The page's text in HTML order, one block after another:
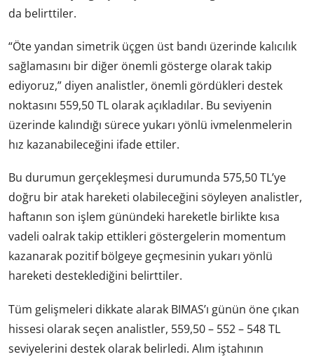
da belirttiler.
“Öte yandan simetrik üçgen üst bandı üzerinde kalıcılık
sağlamasını bir diğer önemli gösterge olarak takip
ediyoruz,” diyen analistler, önemli gördükleri destek
noktasını 559,50 TL olarak açıkladılar. Bu seviyenin
üzerinde kalındığı sürece yukarı yönlü ivmelenmelerin
hız kazanabileceğini ifade ettiler.
Bu durumun gerçekleşmesi durumunda 575,50 TL’ye
doğru bir atak hareketi olabileceğini söyleyen analistler,
haftanın son işlem günündeki hareketle birlikte kısa
vadeli oalrak takip ettikleri göstergelerin momentum
kazanarak pozitif bölgeye geçmesinin yukarı yönlü
hareketi desteklediğini belirttiler.
Tüm gelişmeleri dikkate alarak BIMAS’ı günün öne çıkan
hissesi olarak seçen analistler, 559,50 – 552 – 548 TL
seviyelerini destek olarak belirledi. Alım iştahının